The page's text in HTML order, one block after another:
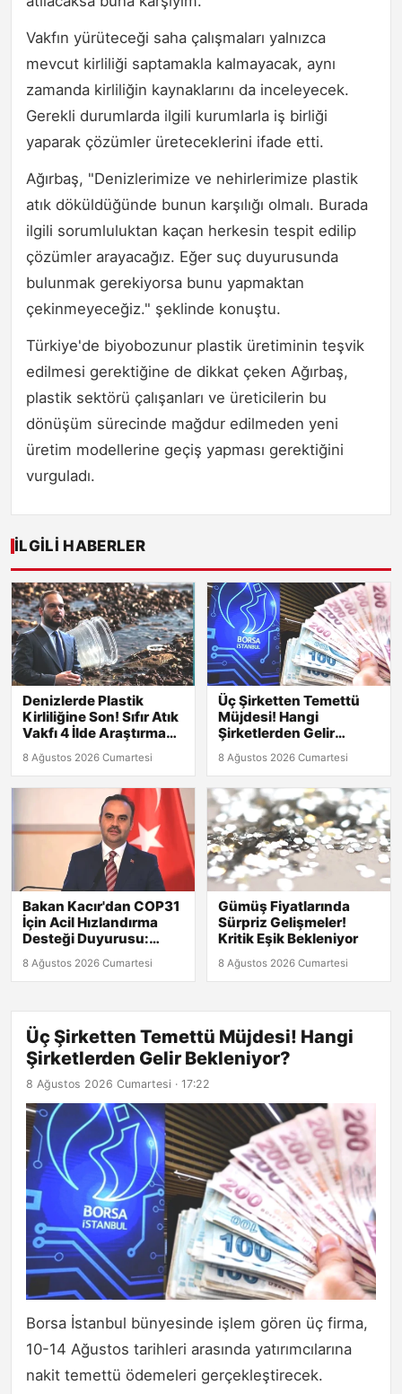
Vakfın yürüteceği saha çalışmaları yalnızca
mevcut kirliliği saptamakla kalmayacak, aynı
zamanda kirliliğin kaynaklarını da inceleyecek.
Gerekli durumlarda ilgili kurumlarla iş birliği
yaparak çözümler üreteceklerini ifade etti.
Ağırbaş, "Denizlerimize ve nehirlerimize plastik
atık döküldüğünde bunun karşılığı olmalı. Burada
ilgili sorumluluktan kaçan herkesin tespit edilip
çözümler arayacağız. Eğer suç duyurusunda
bulunmak gerekiyorsa bunu yapmaktan
çekinmeyeceğiz." şeklinde konuştu.
Türkiye'de biyobozunur plastik üretiminin teşvik
edilmesi gerektiğine de dikkat çeken Ağırbaş,
plastik sektörü çalışanları ve üreticilerin bu
dönüşüm sürecinde mağdur edilmeden yeni
üretim modellerine geçiş yapması gerektiğini
vurguladı.
İLGILI HABERLER
Denizlerde Plastik
Kirliliğine Son! Sıfır Atık
Vakfı 4 İlde Araştırma
8 Ağustos 2026 Cumartesi
Üç Şirketten Temettü
Müjdesi! Hangi
Şirketlerden Gelir
8 Ağustos 2026 Cumartesi
Bakan Kacır'dan COP31
İçin Acil Hızlandırma
Desteği Duyurusu:
Ağustos!
8 Ağustos 2026 Cumartesi
Gümüş Fiyatlarında
Sürpriz Gelişmeler!
Kritik Eşik Bekleniyor
8 Ağustos 2026 Cumartesi
Üç Şirketten Temettü Müjdesi! Hangi
Şirketlerden Gelir Bekleniyor?
8 Ağustos 2026 Cumartesi · 17:22
Borsa İstanbul bünyesinde işlem gören üç firma,
10-14 Ağustos tarihleri arasında yatırımcılarına
nakit temettü ödemeleri gerçekleştirecek.